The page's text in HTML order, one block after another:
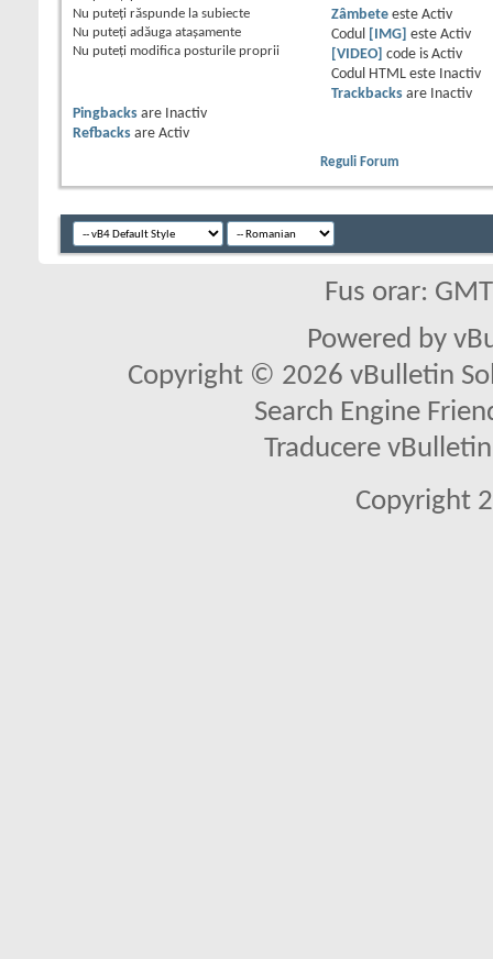
Nu puteţi răspunde la subiecte
Nu puteţi adăuga ataşamente
Nu puteţi modifica posturile proprii
Zâmbeteeste Activ
Codul
[IMG] este Activ
[VIDEO]
code is Activ
Codul HTML este
Inactiv
Trackbacksare
Inactiv
Pingbacks are
Inactiv
Refbacks are Activ
Reguli Forum
Fus orar:
Powered by
Copyright © 2026 vBulletin
Search Engine
Traducere
Copyright